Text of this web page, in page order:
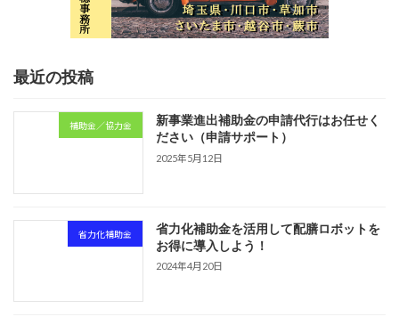
最近の投稿
補助金／協力金
新事業進出補助金の申請代行はお任せく
ださい（申請サポート）
2025年5月12日
省力化補助金
省力化補助金を活用して配膳ロボットを
お得に導入しよう！
2024年4月20日